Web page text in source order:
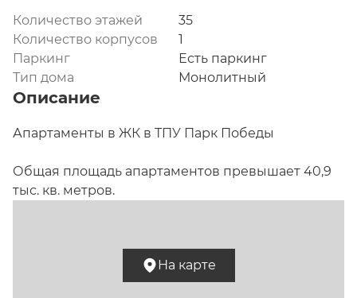
Количество этажей
35
Количество корпусов
1
Паркинг
Есть паркинг
Тип дома
Монолитный
Описание
Апартаменты в ЖК в ТПУ Парк Победы
Общая площадь апартаментов превышает 40,9
тыс. кв. метров.
общая площадь которого составляет 237 тыс. кв.
метров, появятся объекты транспортной
инфраструктуры, 4-этажный торгово-
На карте